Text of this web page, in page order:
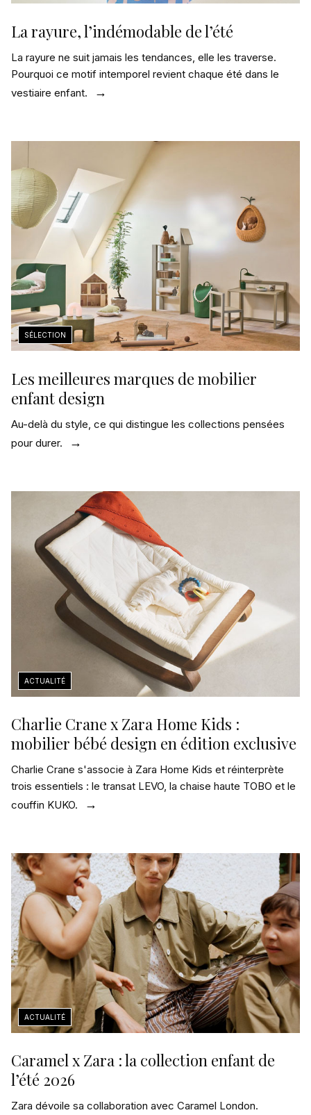
La rayure, l’indémodable de l’été
La rayure ne suit jamais les tendances, elle les traverse.
Pourquoi ce motif intemporel revient chaque été dans le
vestiaire enfant.
Les meilleures marques de mobilier
enfant design
Au-delà du style, ce qui distingue les collections pensées
pour durer.
Charlie Crane x Zara Home Kids :
mobilier bébé design en édition exclusive
Charlie Crane s'associe à Zara Home Kids et réinterprète
trois essentiels : le transat LEVO, la chaise haute TOBO et le
couffin KUKO.
Caramel x Zara : la collection enfant de
l’été 2026
Zara dévoile sa collaboration avec Caramel London.